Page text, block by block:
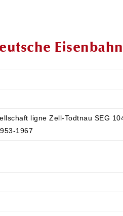
ligne Zell-Todtnau SEG
1967